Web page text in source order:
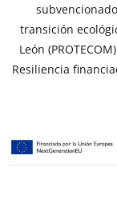
transición
León
Resiliencia